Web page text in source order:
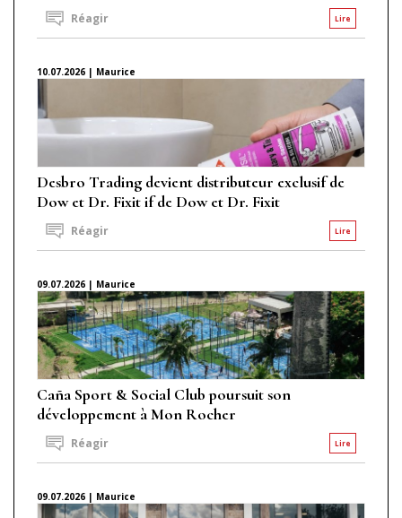
Lire
Réagir
10.07.2026 | Maurice
Desbro Trading devient distributeur exclusif de
Dow et Dr. Fixit if de Dow et Dr. Fixit
Lire
Réagir
09.07.2026 | Maurice
Caña Sport & Social Club poursuit son
développement à Mon Rocher
Lire
Réagir
09.07.2026 | Maurice